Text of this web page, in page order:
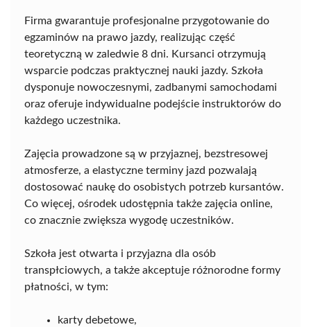
Firma gwarantuje profesjonalne przygotowanie do
egzaminów na prawo jazdy, realizując część
teoretyczną w zaledwie 8 dni. Kursanci otrzymują
wsparcie podczas praktycznej nauki jazdy. Szkoła
dysponuje nowoczesnymi, zadbanymi samochodami
oraz oferuje indywidualne podejście instruktorów do
każdego uczestnika.
Zajęcia prowadzone są w przyjaznej, bezstresowej
atmosferze, a elastyczne terminy jazd pozwalają
dostosować naukę do osobistych potrzeb kursantów.
Co więcej, ośrodek udostępnia także zajęcia online,
co znacznie zwiększa wygodę uczestników.
Szkoła jest otwarta i przyjazna dla osób
transpłciowych, a także akceptuje różnorodne formy
płatności, w tym:
karty debetowe,